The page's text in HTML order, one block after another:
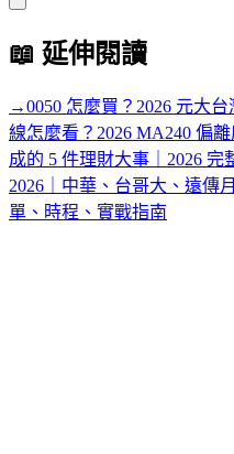
📖 延伸閱讀
→0050 怎麼買？2026 元大
線怎麼看？2026 MA240 偏
成的 5 件理財大事｜2026 完
2026｜中華、台哥大、遠傳
單、時程、實戰指南